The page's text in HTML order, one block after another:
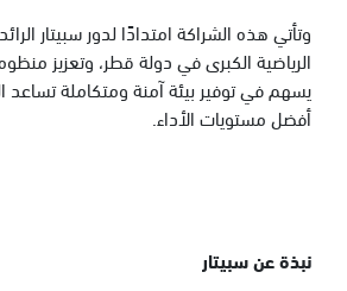
وتأتي هذه الشراكة امتدادًا لدور سبيتار
الرياضية الكبرى في دولة قطر، وتعزيز
يسهم في توفير بيئة آمنة ومتكاملة تساعد
أفضل مستويات الأداء.
نبذة عن سبيتار